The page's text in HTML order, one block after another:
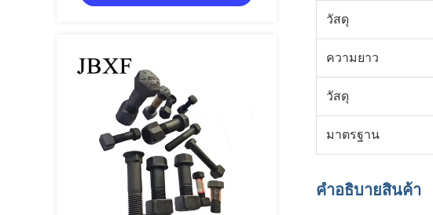
วัสดุ
ความยาว
วัสดุ
มาตรฐาน
คําอธิบายสินค้า